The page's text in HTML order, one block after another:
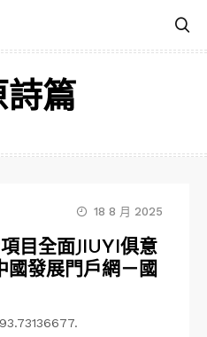
詩篇
18 8 月 2025
目全面JIUYI俱意
發展門戶網－國